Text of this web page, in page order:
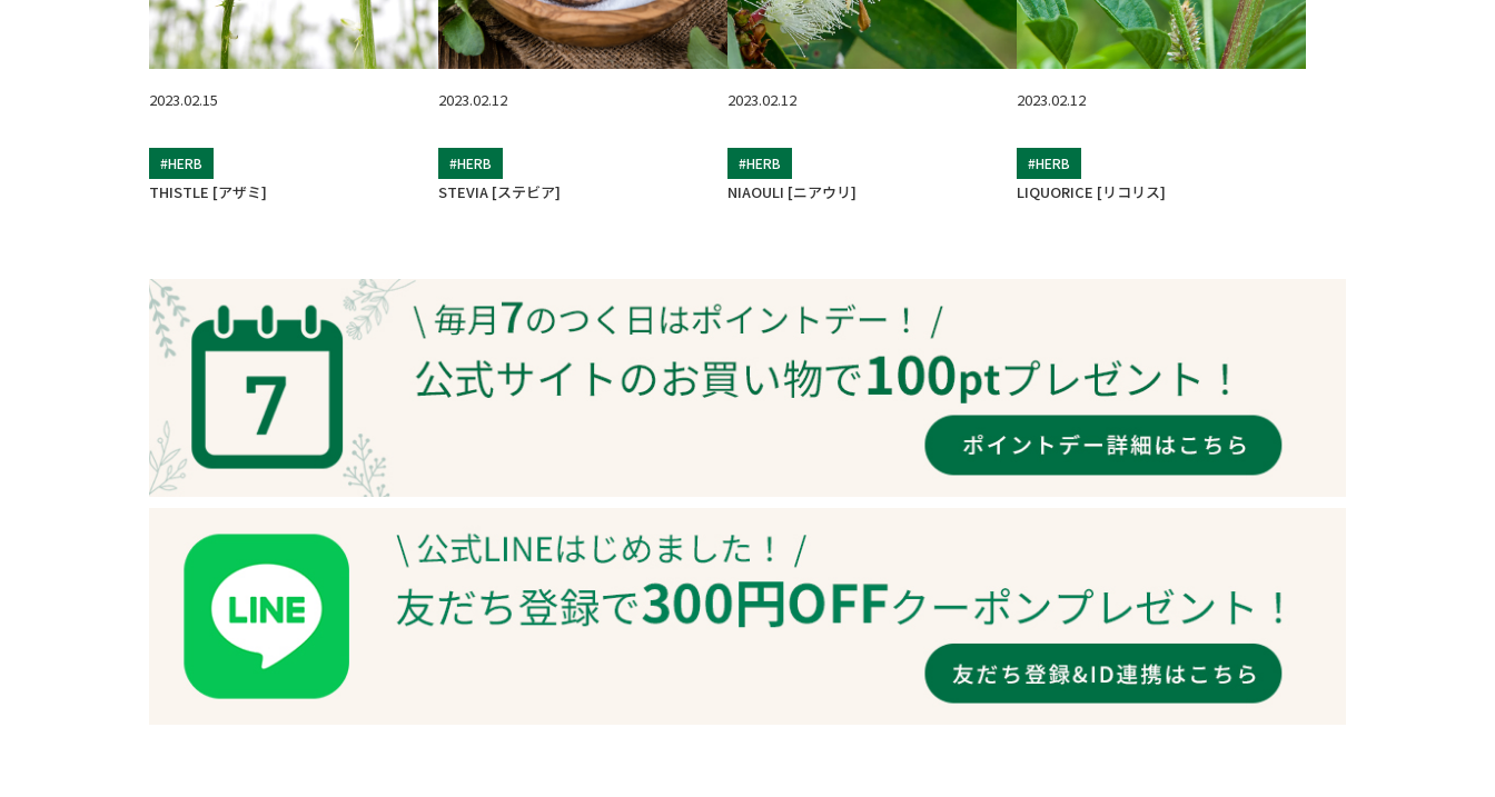
2023.02.15
#HERB
THISTLE [アザミ]
2023.02.12
#HERB
STEVIA [ステビア]
2023.02.12
#HERB
NIAOULI [ニアウリ]
2023.02.12
#HERB
LIQUORICE [リコリス]